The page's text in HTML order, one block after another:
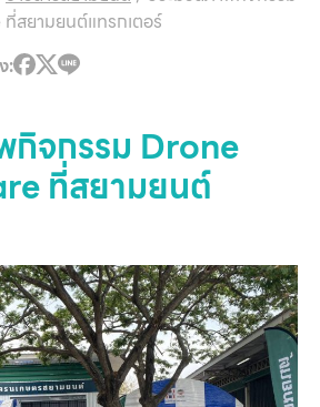
สยามยนต์แทรกเตอร์
:
กิจกรรม Drone
ที่สยามยนต์